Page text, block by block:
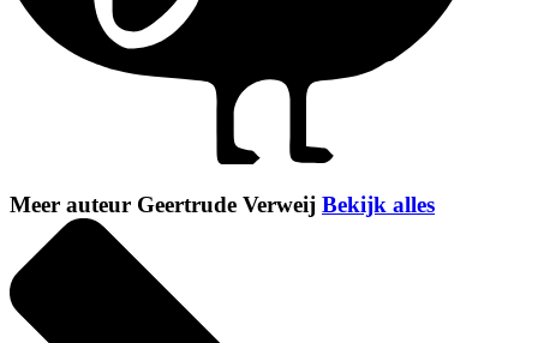
Meer auteur Geertrude Verweij Bekijk alles